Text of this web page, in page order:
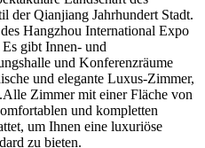
der Qianjiang Jahrhundert Stadt.
Hangzhou International Expo
gibt Innen- und
und Konferenzräume
und elegante Luxus-Zimmer,
Zimmer mit einer Fläche von
und kompletten
um Ihnen eine luxuriöse
zu bieten.